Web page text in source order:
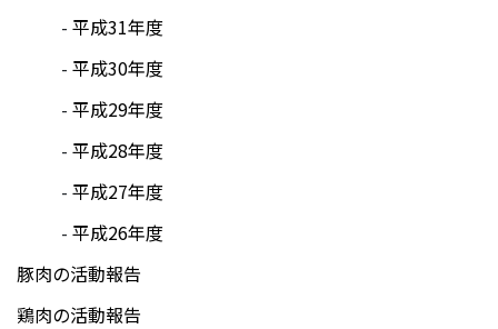
平成31年度
平成30年度
平成29年度
平成28年度
平成27年度
平成26年度
豚肉の活動報告
鶏肉の活動報告